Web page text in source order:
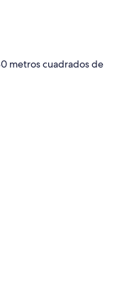
metros cuadrados de